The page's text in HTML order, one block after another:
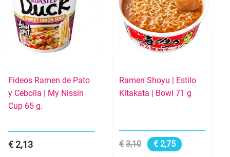
Fideos Ramen de Pato
y Cebolla | My Nissin
Cup 65 g.
2,13
Ramen Shoyu | Estilo
Kitakata | Bowl 71 g
3,10 2,75